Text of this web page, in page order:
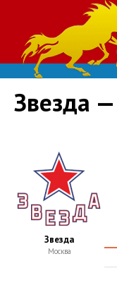
Звезда
Звезда
Москва